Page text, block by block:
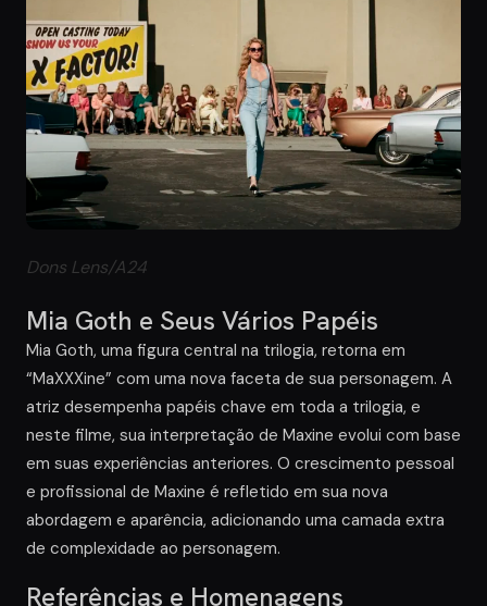
Dons Lens/A24
Mia Goth e Seus Vários Papéis
Mia Goth, uma figura central na trilogia, retorna em
“MaXXXine” com uma nova faceta de sua personagem. A
atriz desempenha papéis chave em toda a trilogia, e
neste filme, sua interpretação de Maxine evolui com base
em suas experiências anteriores. O crescimento pessoal
e profissional de Maxine é refletido em sua nova
abordagem e aparência, adicionando uma camada extra
de complexidade ao personagem.
Referências e Homenagens